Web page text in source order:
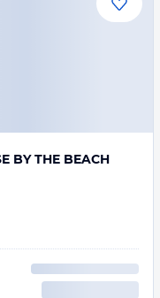
BY THE BEACH